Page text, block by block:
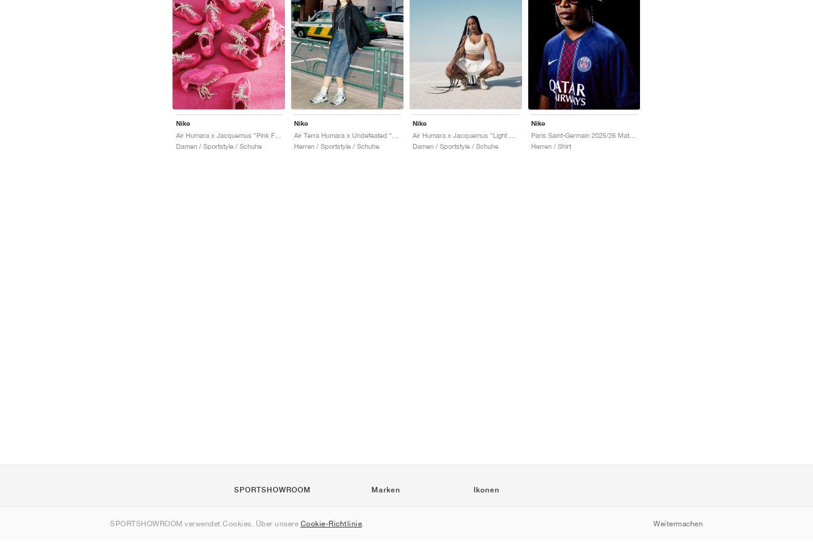
Nike
Air Humara x Jacquemus "Pink Flash"
Damen / Sportstyle / Schuhe
Nike
Herren / Sportstyle / Schuhe
Nike
Damen / Sportstyle / Schuhe
Nike
Paris Saint-Germain 2025/26 Match Home Dri-FIT ADV "Midnight Navy & White"
Herren / Shirt
SPORTSHOWROOM verwendet Cookies. Über unsere Cookie-Richtlinie Weitermachen
SPORTSHOWROOM
Kontakt
Marken Ikonen